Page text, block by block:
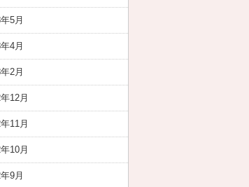
5月
4月
2月
12月
11月
10月
9月